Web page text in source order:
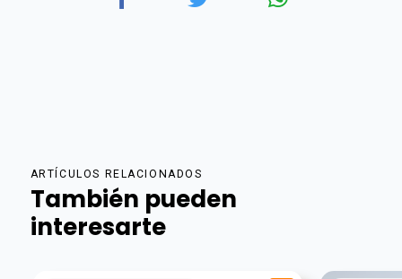
ARTÍCULOS RELACIONADOS
También pueden
interesarte